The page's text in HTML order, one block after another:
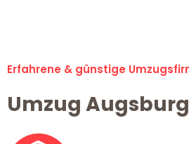
Erfahrene & günstige
Umzug